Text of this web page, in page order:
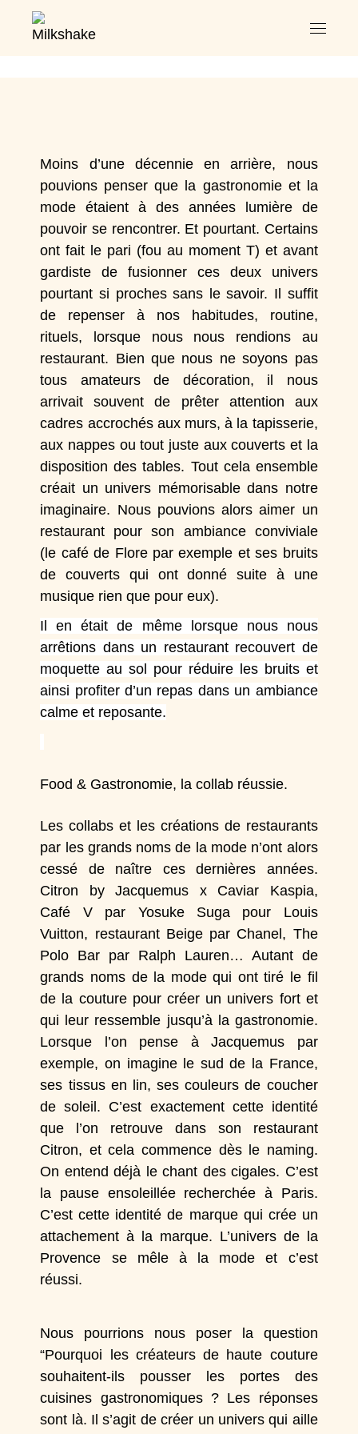
Moins d’une décennie en arrière, nous
pouvions penser que la gastronomie et la
mode étaient à des années lumière de
pouvoir se rencontrer. Et pourtant. Certains
ont fait le pari (fou au moment T) et avant
gardiste de fusionner ces deux univers
pourtant si proches sans le savoir. Il suffit
de repenser à nos habitudes, routine,
rituels, lorsque nous nous rendions au
restaurant. Bien que nous ne soyons pas
tous amateurs de décoration, il nous
arrivait souvent de prêter attention aux
cadres accrochés aux murs, à la tapisserie,
aux nappes ou tout juste aux couverts et la
disposition des tables. Tout cela ensemble
créait un univers mémorisable dans notre
imaginaire. Nous pouvions alors aimer un
restaurant pour son ambiance conviviale
( le café de Florepar exemple et ses bruits
de couverts qui ont donné suite à une
musique rien que pour eux).
Il en était de même lorsque nous nous
arrêtions dans un restaurant recouvert de
moquette au sol pour réduire les bruits et
ainsi profiter d’un repas dans un ambiance
calme et reposante.
Food & Gastronomie, la collab réussie.
Les collabs et les créations de restaurants
par les grands noms de la mode n’ont alors
cessé de naître ces dernières années.
Citron byJacquemus x Caviar Kaspia,
Café Vpar Yosuke Sugapour Louis
Vuitton, restaurant Beigepar Chanel , The
Polo Bar par Ralph Lauren… Autant de
grands noms de la mode qui ont tiré le fil
de la couture pour créer un univers fort et
qui leur ressemble jusqu’à la gastronomie.
Lorsque l’on pense àJacquemus par
exemple, on imagine le sud de la France,
ses tissus en lin, ses couleurs de coucher
de soleil. C’est exactement cette identité
que l’on retrouve dans son restaurant
Citron, et cela commence dès le naming.
On entend déjà le chant des cigales. C’est
la pause ensoleillée recherchée à Paris.
C’est cette identité de marque qui crée un
attachement à la marque. L’univers de la
Provence se mêle à la mode et c’est
réussi.
Nous pourrions nous poser la question
“Pourquoi les créateurs de haute couture
souhaitent-ils pousser les portes des
cuisines gastronomiques ? Les réponses
sont là. Il s’agit de créer un univers qui aille